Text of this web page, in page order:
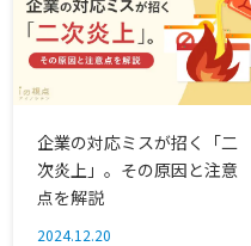
企業の対応ミスが招く「二
次炎上」。その原因と注意
点を解説
2024.12.20